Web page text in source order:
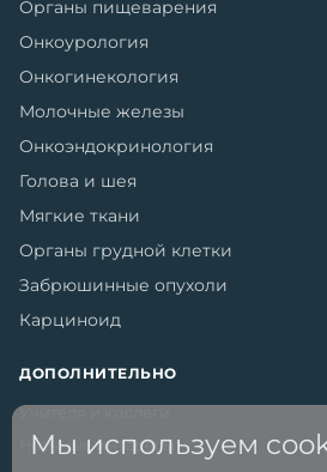
Органы пищеварения
Онкоурология
Онкогинекология
Молочные железы
Онкоэндокринология
Голова и шея
Мягкие ткани
Органы грудной клетки
Забрюшинные опухоли
Карциноид
ДОПОЛНИТЕЛЬНО
Учителя и коллеги
Научные интересы
Мы используем